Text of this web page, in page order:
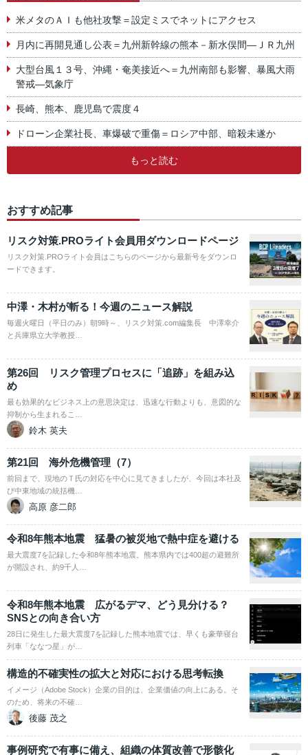
米メタのＡＩも他社攻撃＝設定ミスでネットにアクセス
月内に再開見通し公表＝九州新幹線の熊本－新水俣間―ＪＲ九州
大型台風１３号、沖縄・奄美接近へ＝九州南部も影響、暴風大雨
警戒―気象庁
長崎、熊本、鹿児島で震度４
ドローン企業社長、車爆破で重傷＝ロシア中部、暗殺未遂か
もっと読む
おすすめ記事
リスク対策.PROライト会員用ダウンロードページ
リスク対策.PROライト会員はこちらのページから最新号をダウンロ
ードできます。
中澤・木村が斬る！今週のニュース解説
毎週火曜日（平日のみ）朝9時～、リスク対策.com編集長 中澤幸介
と兵庫県立大学教授…
第26回 リスク管理プロセスに「追跡」を組み込
め
最も効果的なビジネス上の意思決定は、迅速な行動よりも、意図的な
抑制から生まれるこ…
鈴木 英夫
第21回 海外危機管理（7）
前回まで、現地のＴ氏の対応を中心に見てきましたが、今回は本社及
び中東地域の統括機…
高原 彦二郎
令和8年熊本地震 猛暑の被災地で熱中症を避ける
最大震度7を記録した令和8年熊本地震。熊本県内では400超の避難所
が開設され、約9千人…
令和8年熊本地震 広がるデマ、どう見分ける？
SNSとの向き合い方
28日に発生した最大震度7を記録した熊本地震では、早くも豪華寝台
列車「ななつ星」が…
構造的不確実性の拡大と対応における思考転換
イメージ（Adobe Stock）企業の目的は、企業価値の向上にある。そ
のため、将来の不確…
後藤 茂之
事例研究で有事に備え、組織の体質改善で形骸化